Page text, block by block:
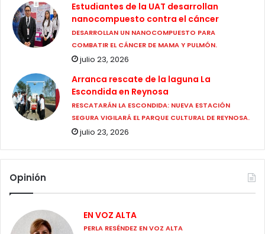
Estudiantes de la UAT desarrollan
nanocompuesto contra el cáncer
DESARROLLAN UN NANOCOMPUESTO PARA
COMBATIR EL CÁNCER DE MAMA Y PULMÓN.
julio 23, 2026
Arranca rescate de la laguna La
Escondida en Reynosa
RESCATARÁN LA ESCONDIDA: NUEVA ESTACIÓN
SEGURA VIGILARÁ EL PARQUE CULTURAL DE REYNOSA.
julio 23, 2026
Opinión
EN VOZ ALTA
PERLA RESÉNDEZ EN VOZ ALTA